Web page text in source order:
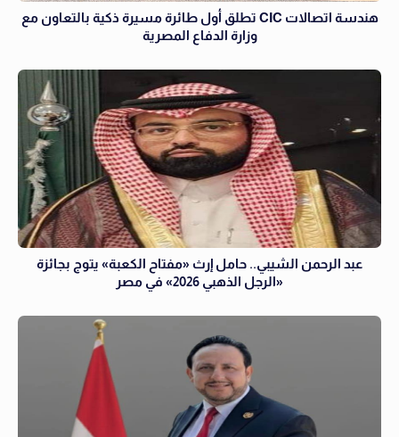
هندسة اتصالات CIC تطلق أول طائرة مسيرة ذكية بالتعاون مع
وزارة الدفاع المصرية
عبد الرحمن الشيبي.. حامل إرث «مفتاح الكعبة» يتوج بجائزة
«الرجل الذهبي 2026» في مصر